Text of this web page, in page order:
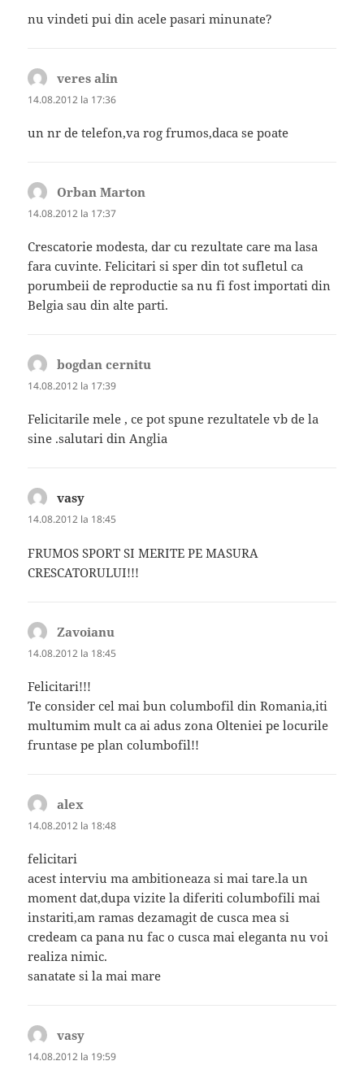
nu vindeti pui din acele pasari minunate?
veres alin
14.08.2012 la 17:36
un nr de telefon,va rog frumos,daca se poate
Orban Marton
14.08.2012 la 17:37
Crescatorie modesta, dar cu rezultate care ma lasa
fara cuvinte. Felicitari si sper din tot sufletul ca
porumbeii de reproductie sa nu fi fost importati din
Belgia sau din alte parti.
bogdan cernitu
14.08.2012 la 17:39
Felicitarile mele , ce pot spune rezultatele vb de la
sine .salutari din Anglia
vasy
14.08.2012 la 18:45
FRUMOS SPORT SI MERITE PE MASURA
CRESCATORULUI!!!
Zavoianu
14.08.2012 la 18:45
Felicitari!!!
Te consider cel mai bun columbofil din Romania,iti
multumim mult ca ai adus zona Olteniei pe locurile
fruntase pe plan columbofil!!
alex
14.08.2012 la 18:48
felicitari
acest interviu ma ambitioneaza si mai tare.la un
moment dat,dupa vizite la diferiti columbofili mai
instariti,am ramas dezamagit de cusca mea si
credeam ca pana nu fac o cusca mai eleganta nu voi
realiza nimic.
sanatate si la mai mare
vasy
14.08.2012 la 19:59